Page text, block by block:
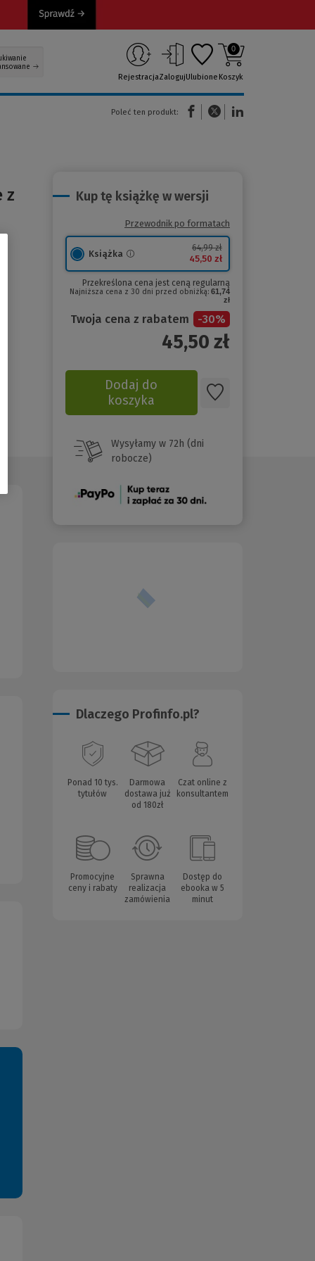
RejestracjaZalogujUlubione
0
Koszyk
Poleć ten produkt:
(Nowe okno)(Link do innej strony)
z
Kup tę książkę w wersji
Przewodnik po formatach
Książka
64,99 zł
45,50 zł
Przekreślona cena jest ceną regularną
Najniższa cena z 30 dni przed obniżką: 61,74
zł
Twoja cena z rabatem -30%
45,50 zł
Dodaj do
koszyka
Wysyłamy w 72h (dni
robocze)
(Nowe
Dlaczego Profinfo.pl?
Ponad 10 tys.
tytułów
Darmowa
dostawa już
od 180zł
Czat online z
konsultantem
Promocyjne
ceny i rabaty
Sprawna
realizacja
zamówienia
Dostęp do
ebooka w 5
minut